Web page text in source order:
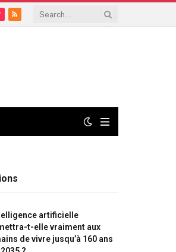
RSS
artificielle
t-elle vraiment aux
de vivre jusqu’à 160 ans